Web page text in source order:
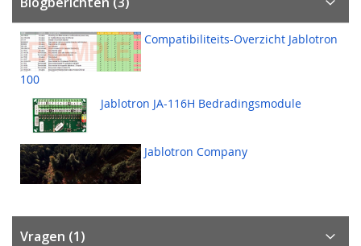
Compatibiliteits-Overzicht Jablotron
100
Jablotron JA-116H Bedradingsmodule
Jablotron Company
Vragen 1